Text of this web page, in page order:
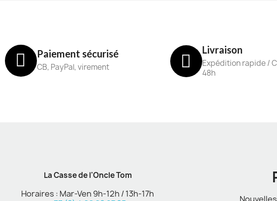
Paiement sécurisé
CB, PayPal, virement
Livraison
Expédition rapide /
48h
La Casse de l'Oncle Tom
Horaires : Mar-Ven 9h-12h / 13h-17h